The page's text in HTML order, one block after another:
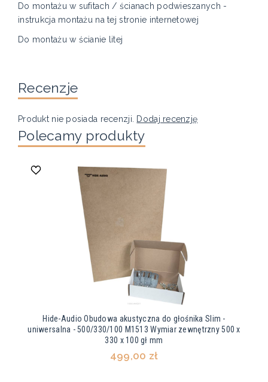
Do montażu w sufitach / ścianach podwieszanych -
instrukcja montażu na tej stronie internetowej
Do montażu w ścianie litej
Recenzje
Produkt nie posiada recenzji. Dodaj recenzję
Polecamy produkty
Hide-Audio Obudowa akustyczna do głośnika Slim -
uniwersalna - 500/330/100 M1513 Wymiar zewnętrzny 500 x
330 x 100 gł mm
499,00 zł